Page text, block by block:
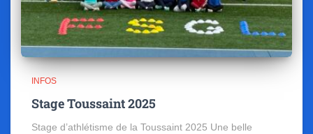
INFOS
Stage Toussaint 2025
Stage d’athlétisme de la Toussaint 2025 Une belle